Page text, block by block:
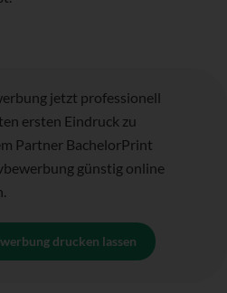
jetzt professionell
ersten Eindruck zu
Partner BachelorPrint
günstig online
drucken lassen